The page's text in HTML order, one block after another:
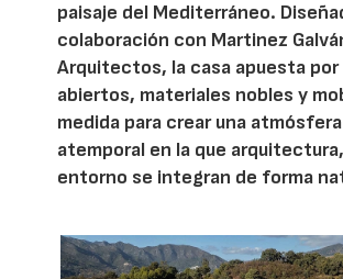
paisaje del Mediterráneo.
colaboración con Martinez
Arquitectos, la casa apuesta por
abiertos, materiales nobles y
medida para crear una
atemporal en la que
entorno se integran de forma